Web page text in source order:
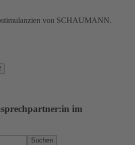
von SCHAUMANN.
im
Suchen